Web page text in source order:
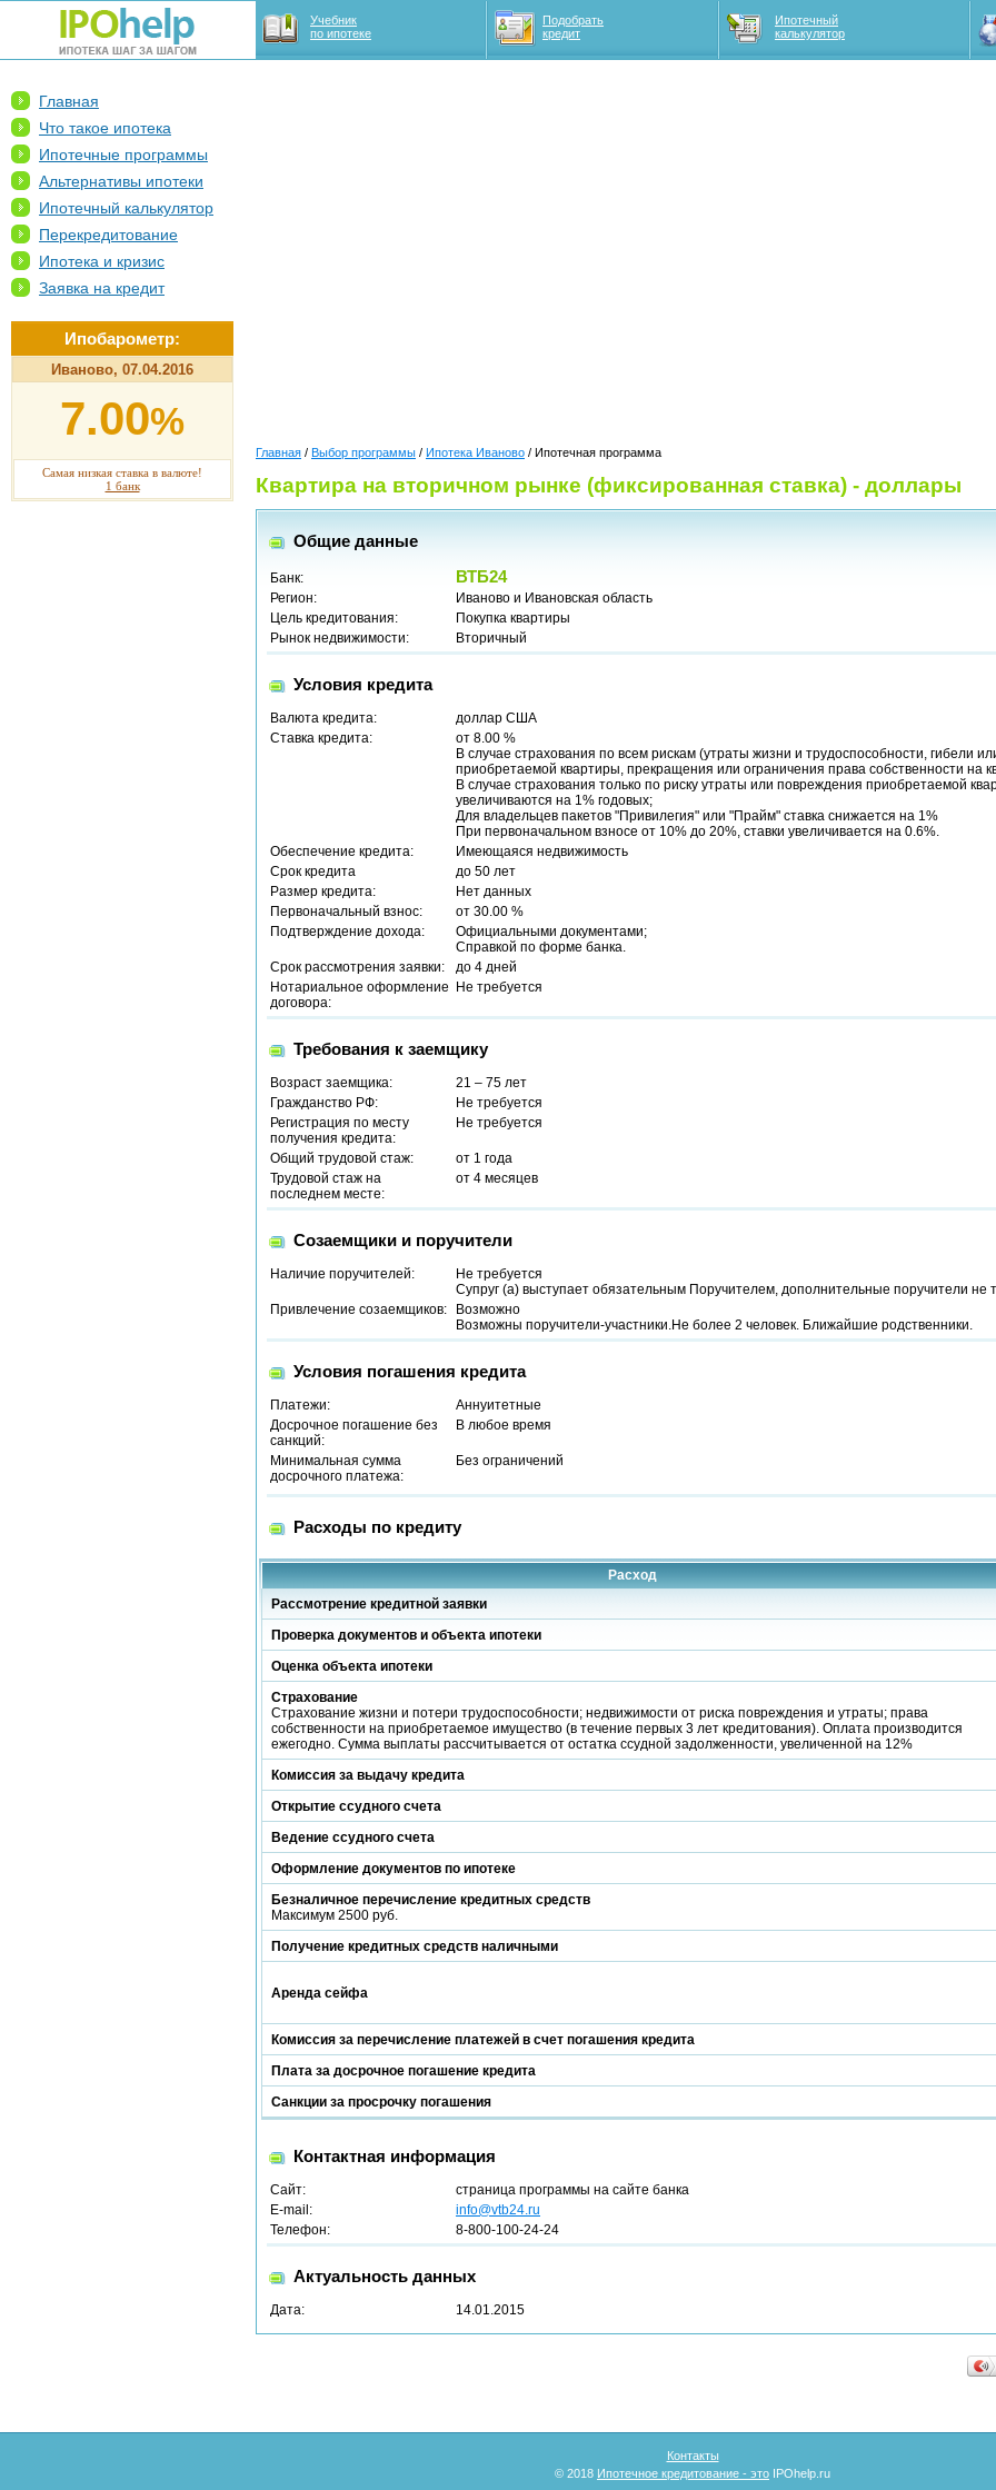
Учебник
по ипотеке
Подобрать
кредит
Ипотечный
калькулятор
Главная
Что такое ипотека
Ипотечные программы
Альтернативы ипотеки
Ипотечный калькулятор
Перекредитование
Ипотека и кризис
Заявка на кредит
Ипобарометр:
Иваново, 07.04.2016
7.00%
Самая низкая ставка в валюте!
1 банк
Главная / Выбор программы / Ипотека Иваново / Ипотечная программа
Квартира на вторичном рынке (фиксированная ставка) - доллары
Общие данные
Банк: ВТБ24
Регион:
Иваново и Ивановская область
Цель кредитования:
Покупка квартиры
Рынок недвижимости:
Вторичный
Условия кредита
Валюта кредита:
доллар США
Ставка кредита:
от 8.00 %
В случае страхования по всем рискам (утраты жизни и трудоспособности, гибели
приобретаемой квартиры, прекращения или ограничения права собственности на
В случае страхования только по риску утраты или повреждения приобретаемой
увеличиваются на 1% годовых;
Для владельцев пакетов "Привилегия" или "Прайм" ставка снижается на 1%
При первоначальном взносе от 10% до 20%, ставки увеличивается на 0.6%.
Обеспечение кредита:
Имеющаяся недвижимость
Срок кредита
до 50 лет
Размер кредита:
Нет данных
Первоначальный взнос:
от 30.00 %
Подтверждение дохода:
Официальными документами;
Справкой по форме банка.
Срок рассмотрения заявки:
до 4 дней
Нотариальное оформление
договора:
Не требуется
Требования к заемщику
Возраст заемщика:
21 – 75 лет
Гражданство РФ:
Не требуется
Регистрация по месту
получения кредита:
Не требуется
Общий трудовой стаж:
от 1 года
Трудовой стаж на
последнем месте:
от 4 месяцев
Созаемщики и поручители
Наличие поручителей:
Не требуется
Супруг (а) выступает обязательным Поручителем, дополнительные поручители не
Привлечение созаемщиков:
Возможно
Возможны поручители-участники.Не более 2 человек. Ближайшие родственники.
Условия погашения кредита
Платежи:
Аннуитетные
Досрочное погашение без
санкций:
В любое время
Минимальная сумма
досрочного платежа:
Без ограничений
Расходы по кредиту
Расход
Рассмотрение кредитной заявки
Проверка документов и объекта ипотеки
Оценка объекта ипотеки
Страхование
Страхование жизни и потери трудоспособности; недвижимости от риска повреждения и утраты; права
собственности на приобретаемое имущество (в течение первых 3 лет кредитования). Оплата производится
ежегодно. Сумма выплаты рассчитывается от остатка ссудной задолженности, увеличенной на 12%
Комиссия за выдачу кредита
Открытие ссудного счета
Ведение ссудного счета
Оформление документов по ипотеке
Безналичное перечисление кредитных средств
Максимум 2500 руб.
Получение кредитных средств наличными
Аренда сейфа
Комиссия за перечисление платежей в счет погашения кредита
Плата за досрочное погашение кредита
Санкции за просрочку погашения
Контактная информация
Сайт:
страница программы на сайте банка
E-mail:
info@vtb24.ru
Телефон:
8-800-100-24-24
Актуальность данных
Дата: 14.01.2015
Контакты
© 2018 Ипотечное кредитование - это IPOhelp.ru